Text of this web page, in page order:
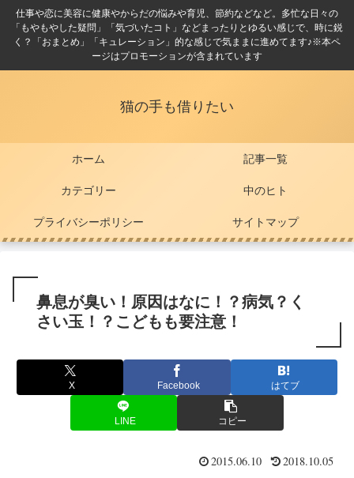
仕事や恋に美容に健康やからだの悩みや育児、節約などなど。多忙な日々の
「もやもやした疑問」「気づいたコト」などまったりとゆるい感じで、時に鋭
く？「おまとめ」「キュレーション」的な感じで気ままに進めてます♪※本ペ
ージはプロモーションが含まれています
猫の手も借りたい
ホーム 記事一覧
カテゴリー 中のヒト
プライバシーポリシー サイトマップ
鼻息が臭い！原因はなに！？病気？く
さい玉！？こどもも要注意！
X Facebook はてブ
LINE コピー
2015.06.10 2018.10.05